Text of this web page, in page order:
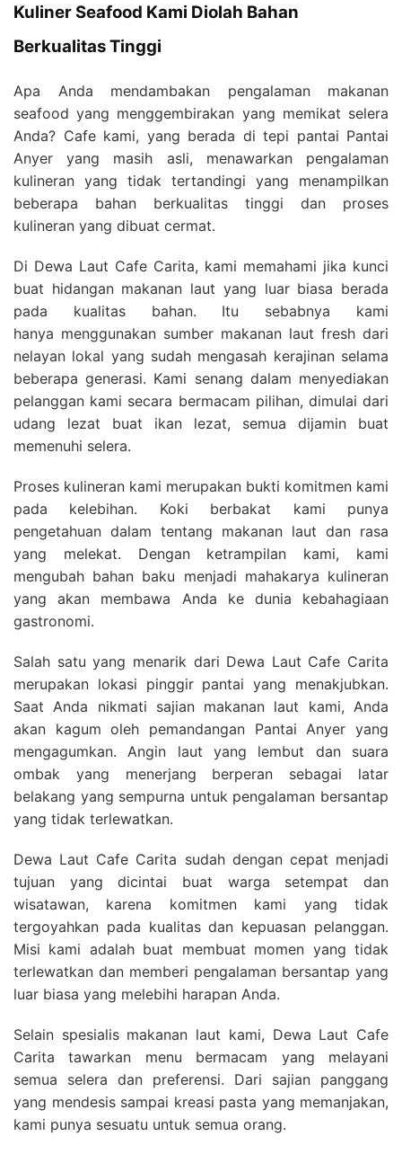
Kuliner Seafood Kami Diolah Bahan
Berkualitas Tinggi
Apa Anda mendambakan pengalaman makanan
seafood yang menggembirakan yang memikat selera
Anda? Cafe kami, yang berada di tepi pantai Pantai
Anyer yang masih asli, menawarkan pengalaman
kulineran yang tidak tertandingi yang menampilkan
beberapa bahan berkualitas tinggi dan proses
kulineran yang dibuat cermat.
Di Dewa Laut Cafe Carita, kami memahami jika kunci
buat hidangan makanan laut yang luar biasa berada
pada kualitas bahan. Itu sebabnya kami
hanya menggunakan sumber makanan laut fresh dari
nelayan lokal yang sudah mengasah kerajinan selama
beberapa generasi. Kami senang dalam menyediakan
pelanggan kami secara bermacam pilihan, dimulai dari
udang lezat buat ikan lezat, semua dijamin buat
memenuhi selera.
Proses kulineran kami merupakan bukti komitmen kami
pada kelebihan. Koki berbakat kami punya
pengetahuan dalam tentang makanan laut dan rasa
yang melekat. Dengan ketrampilan kami, kami
mengubah bahan baku menjadi mahakarya kulineran
yang akan membawa Anda ke dunia kebahagiaan
gastronomi.
Salah satu yang menarik dari Dewa Laut Cafe Carita
merupakan lokasi pinggir pantai yang menakjubkan.
Saat Anda nikmati sajian makanan laut kami, Anda
akan kagum oleh pemandangan Pantai Anyer yang
mengagumkan. Angin laut yang lembut dan suara
ombak yang menerjang berperan sebagai latar
belakang yang sempurna untuk pengalaman bersantap
yang tidak terlewatkan.
Dewa Laut Cafe Carita sudah dengan cepat menjadi
tujuan yang dicintai buat warga setempat dan
wisatawan, karena komitmen kami yang tidak
tergoyahkan pada kualitas dan kepuasan pelanggan.
Misi kami adalah buat membuat momen yang tidak
terlewatkan dan memberi pengalaman bersantap yang
luar biasa yang melebihi harapan Anda.
Selain spesialis makanan laut kami, Dewa Laut Cafe
Carita tawarkan menu bermacam yang melayani
semua selera dan preferensi. Dari sajian panggang
yang mendesis sampai kreasi pasta yang memanjakan,
kami punya sesuatu untuk semua orang.